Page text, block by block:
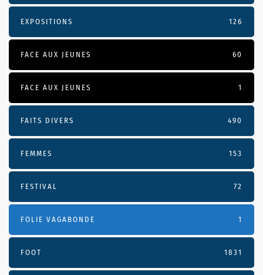
EXPOSITIONS 126
FACE AUX JEUNES 60
FACE AUX JEUNES 1
FAITS DIVERS 490
FEMMES 153
FESTIVAL 72
FOLIE VAGABONDE 1
FOOT 1831